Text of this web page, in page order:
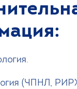
(ЧПНЛ,